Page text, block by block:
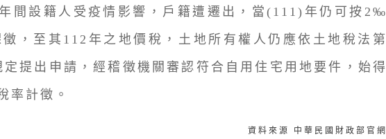
間設籍人受疫情影響，戶籍遭遷出，當(111)年仍可按2‰
徵，至其112年之地價稅，土地所有權人仍應依土地稅法第
定提出申請，經稽徵機關審認符合自用住宅用地要件，始得
率計徵。
資料來源 中華民國財政部官網